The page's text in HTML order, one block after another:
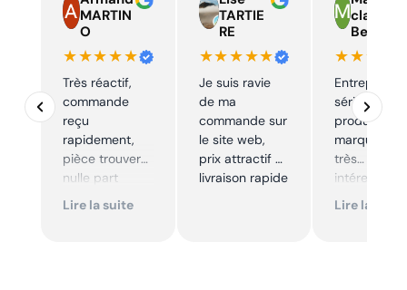
MARTIN
O
★★★★★
Très réactif,
commande
reçu
rapidement,
pièce trouver
nulle part
ailleurs et
Lire la suite
TARTIE
RE
★★★★★
Je suis ravie
de ma
commande sur
le site web,
prix attractif et
livraison rapide
claire
Beelen
Entreprise
sérieuse,
produits de
marque à
très
Excellent
Lire la suite